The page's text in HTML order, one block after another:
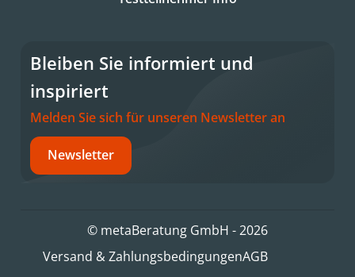
Bleiben Sie informiert und
inspiriert
Melden Sie sich für unseren Newsletter an
Newsletter
© metaBeratung GmbH - 2026
Versand & ZahlungsbedingungenAGB